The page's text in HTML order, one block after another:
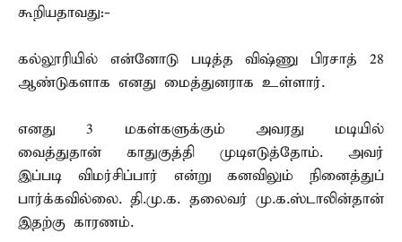
கூறியதாவது:-
கல்லூரியில் என்னோடு படித்த விஷ்ணு பிரசாத் 28
ஆண்டுகளாக எனது மைத்துனராக உள்ளார்.
எனது 3 மகள்களுக்கும் அவரது மடியில்
வைத்துதான் காதுகுத்தி முடிஎடுத்தோம். அவர்
இப்படி விமர்சிப்பார் என்று கனவிலும் நினைத்துப்
பார்க்கவில்லை. தி.மு.க. தலைவர் மு.க.ஸ்டாலின்தான்
இதற்கு காரணம்.